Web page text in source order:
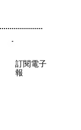
訂閱電子
報